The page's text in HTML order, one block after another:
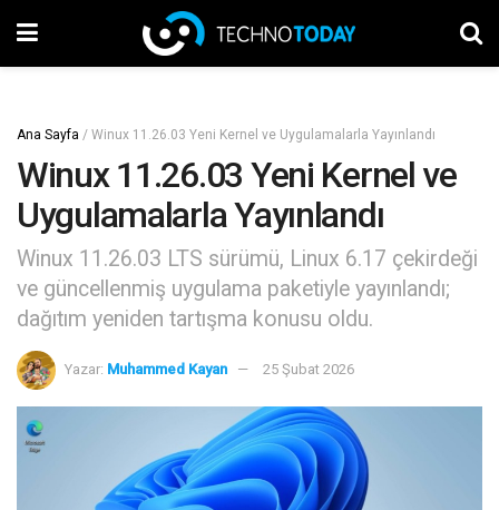
Ana Sayfa / Winux 11.26.03 Yeni Kernel ve Uygulamalarla Yayınlandı
Winux 11.26.03 Yeni Kernel ve
Uygulamalarla Yayınlandı
Winux 11.26.03 LTS sürümü, Linux 6.17 çekirdeği
ve güncellenmiş uygulama paketiyle yayınlandı;
dağıtım yeniden tartışma konusu oldu.
Yazar: Muhammed Kayan 25 Şubat 2026